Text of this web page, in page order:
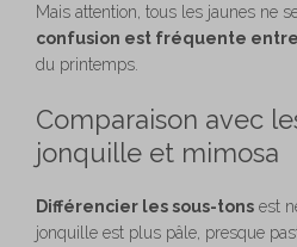
Mais attention, tous les jaunes ne
confusion est fréquente
du printemps.
Comparaison avec
jonquille et mimosa
Différencier les sous-tons est
jonquille est plus pâle, presque